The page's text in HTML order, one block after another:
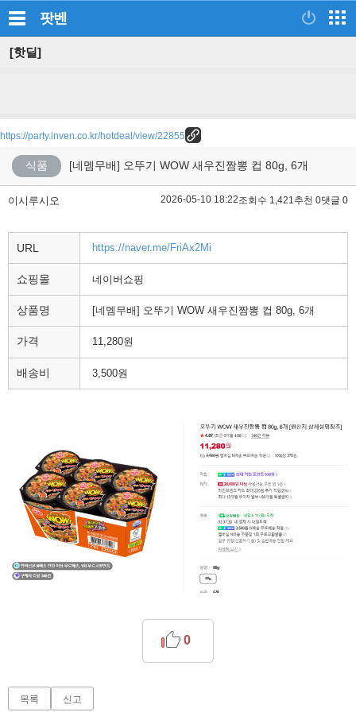
팟벤
[핫딜]
https://party.inven.co.kr/hotdeal/view/22855
식품 [네멤무배] 오뚜기 WOW 새우진짬뽕 컵 80g, 6개
이시루시오 2026-05-10 18:22조회수 1,421추천 0댓글 0
URL https://naver.me/FriAx2Mi
쇼핑몰 네이버쇼핑
상품명 [네멤무배] 오뚜기 WOW 새우진짬뽕 컵 80g, 6개
가격 11,280원
배송비 3,500원
0
목록 신고